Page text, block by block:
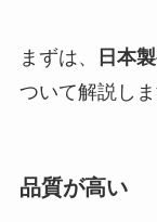
まずは、 日本
ついて解説しま
品質が高い